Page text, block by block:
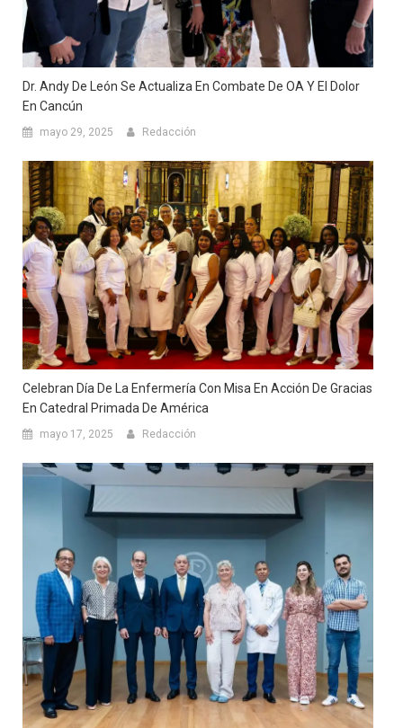
Dr. Andy De León Se Actualiza En Combate De OA Y El Dolor
En Cancún
mayo 29, 2025 Redacción
Celebran Día De La Enfermería Con Misa En Acción De Gracias
En Catedral Primada De América
mayo 17, 2025 Redacción